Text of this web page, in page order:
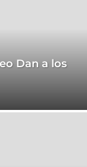
Dan a los